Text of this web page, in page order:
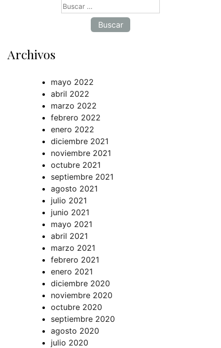
Archivos
mayo 2022
abril 2022
marzo 2022
febrero 2022
enero 2022
diciembre 2021
noviembre 2021
octubre 2021
septiembre 2021
agosto 2021
julio 2021
junio 2021
mayo 2021
abril 2021
marzo 2021
febrero 2021
enero 2021
diciembre 2020
noviembre 2020
octubre 2020
septiembre 2020
agosto 2020
julio 2020